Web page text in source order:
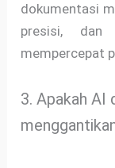
dokumentasi
presisi,
mempercepat
3. Apakah AI